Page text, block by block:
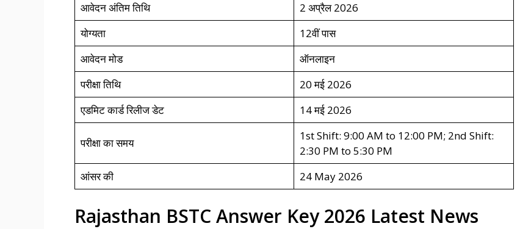
आवेदन अंतिम तिथि
2 अप्रैल 2026
योग्यता
12वीं पास
आवेदन मोड
ऑनलाइन
परीक्षा तिथि
20 मई 2026
एडमिट कार्ड रिलीज डेट
14 मई 2026
परीक्षा का समय
1st Shift: 9:00 AM to 12:00 PM; 2nd Shift:
2:30 PM to 5:30 PM
आंसर की
24 May 2026
Rajasthan BSTC Answer Key 2026 Latest News